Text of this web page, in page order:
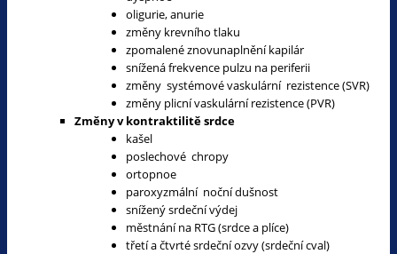
oligurie, anurie
změny krevního tlaku
zpomalené znovunaplnění kapilár
snížená frekvence pulzu na periferii
změny systémové vaskulární rezistence (SVR)
změny plicní vaskulární rezistence (PVR)
Změny v kontraktilitě srdce
kašel
poslechové chropy
ortopnoe
paroxyzmální noční dušnost
snížený srdeční výdej
městnání na RTG (srdce a plíce)
třetí a čtvrté srdeční ozvy (srdeční cval)